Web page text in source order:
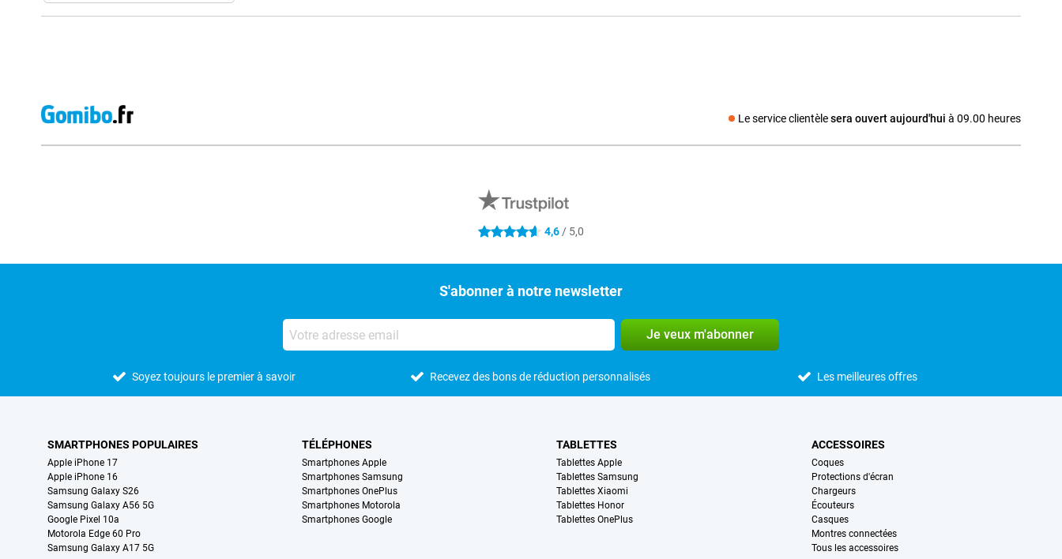
Le service clientèlesera ouvert aujourd'hui à 09.00 heures
Média social
4.6 étoiles 4,6 / 5,0
S'abonner à notre newsletter
Je veux m'abonner
Soyez toujours le premier à savoir Recevez des bons de réduction personnalisés Les meilleures offres
SMARTPHONES POPULAIRES
Apple iPhone 17
Apple iPhone 16
Samsung Galaxy S26
Samsung Galaxy A56 5G
Google Pixel 10a
Motorola Edge 60 Pro
Samsung Galaxy A17 5G
TÉLÉPHONES
Smartphones Apple
Smartphones Samsung
Smartphones OnePlus
Smartphones Motorola
Smartphones Google
TABLETTES
Tablettes Apple
Tablettes Samsung
Tablettes Xiaomi
Tablettes Honor
Tablettes OnePlus
ACCESSOIRES
Coques
Protections d'écran
Chargeurs
Écouteurs
Casques
Montres connectées
Tous les accessoires